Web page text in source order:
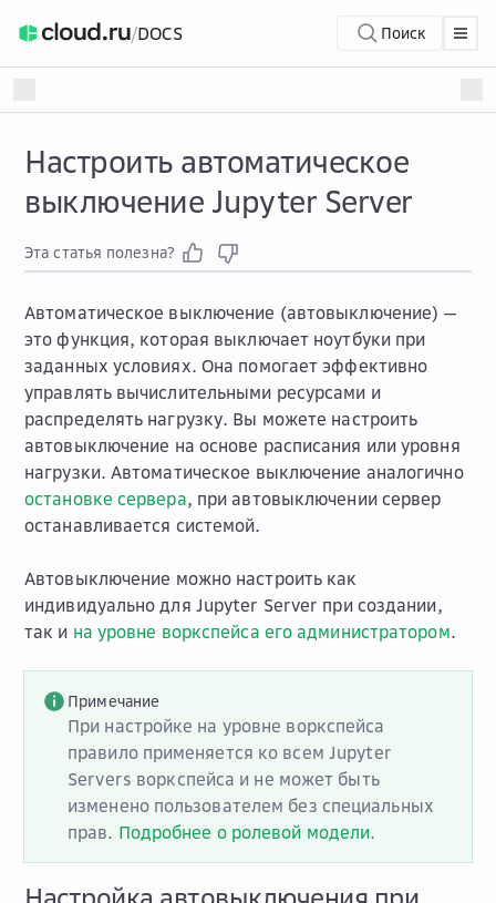
/DOCS Поиск
Настроить автоматическое
выключение Jupyter Server
Эта статья полезна?
Автоматическое выключение (автовыключение) —
это функция, которая выключает ноутбуки при
заданных условиях. Она помогает эффективно
управлять вычислительными ресурсами и
распределять нагрузку. Вы можете настроить
автовыключение на основе расписания или уровня
нагрузки. Автоматическое выключение аналогично
остановке сервера, при автовыключении сервер
останавливается системой.
Автовыключение можно настроить как
индивидуально для Jupyter Server при создании,
так и на уровне воркспейса его администратором.
Примечание
При настройке на уровне воркспейса
правило применяется ко всем Jupyter
Servers воркспейса и не может быть
изменено пользователем без специальных
прав. Подробнее о ролевой модели.